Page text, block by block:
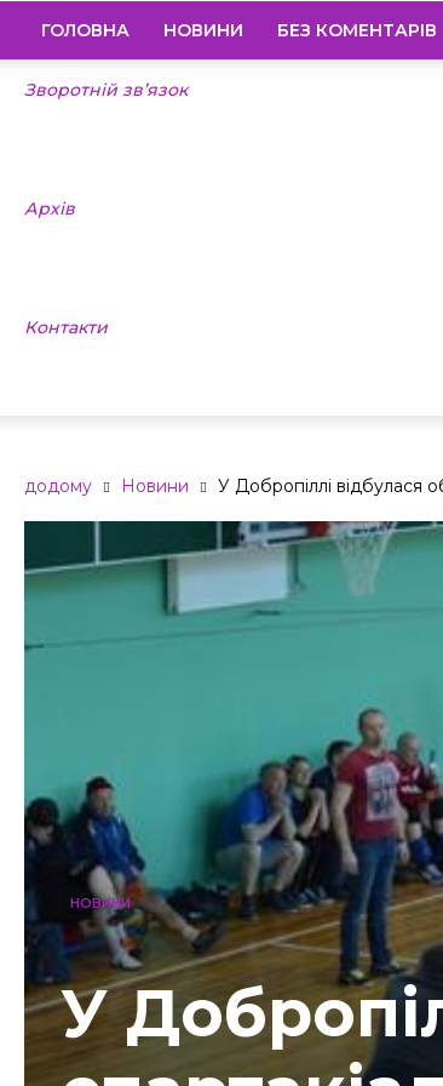
ГОЛОВНА НОВИНИ БЕЗ КОМЕНТАРІВ
Зворотній зв’язок
Архів
Контакти
додому Новини У Добропіллі відбулася
НОВИНИ
У